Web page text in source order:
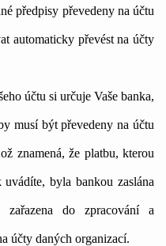
předpisy převedeny na účtu
automaticky převést na účty
účtu si určuje Vaše banka,
musí být převedeny na účtu
znamená, že platbu, kterou
byla bankou zaslána
do zpracování a
účty daných organizací.